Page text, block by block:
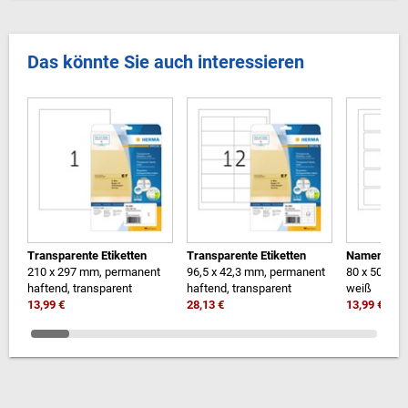
Das könnte Sie auch interessieren
Transparente Etiketten
210 x 297 mm, permanent
haftend, transparent
13,99 €
Transparente Etiketten
96,5 x 42,3 mm, permanent
haftend, transparent
28,13 €
Namens-/
80 x 50
weiß
13,99 €